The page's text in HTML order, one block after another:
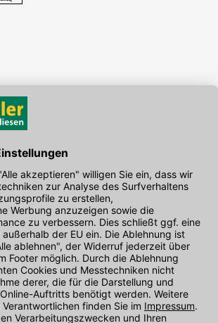
App
ist montags bis freitags von 08:00 - 17:00
07071 / 151-151für Sie erreichbar.
unser Kontaktformular nutzen.